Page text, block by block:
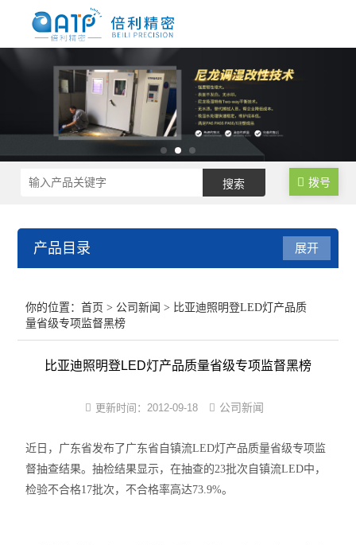
拨号
产品目录
尼龙塑料调湿设备
尼龙塑件强制吸水装置
尼龙制品调湿机
PA6/66蒸煮增湿设备
展开
你的位置：首页 > 公司新闻 > 比亚迪照明登LED灯产品质
量省级专项监督黑榜
比亚迪照明登LED灯产品质量省级专项监督黑榜
更新时间： 2012-09-18 公司新闻
近日，广东省发布了广东省自镇流LED灯产品质量省级专项监
督抽查结果。抽检结果显示，在抽查的23批次自镇流LED中，
检验不合格17批次，不合格率高达73.9%。